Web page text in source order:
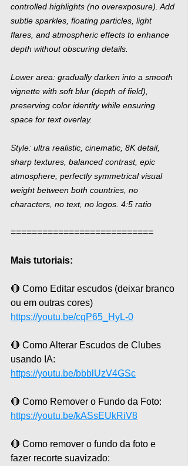
controlled highlights (no overexposure). Add
subtle sparkles, floating particles, light
flares, and atmospheric effects to enhance
depth without obscuring details.
Lower area: gradually darken into a smooth
vignette with soft blur (depth of field),
preserving color identity while ensuring
space for text overlay.
Style: ultra realistic, cinematic, 8K detail,
sharp textures, balanced contrast, epic
atmosphere, perfectly symmetrical visual
weight between both countries, no
characters, no text, no logos. 4:5 ratio
===========================
Mais tutoriais:
🔴 Como Editar escudos (deixar branco
ou em outras cores)
https://youtu.be/cqP65_HyL-0
🔴 Como Alterar Escudos de Clubes
usando IA:
https://youtu.be/bbblUzV4GSc
🔴 Como Remover o Fundo da Foto:
https://youtu.be/kASsEUkRiV8
🔴 Como remover o fundo da foto e
fazer recorte suavizado: